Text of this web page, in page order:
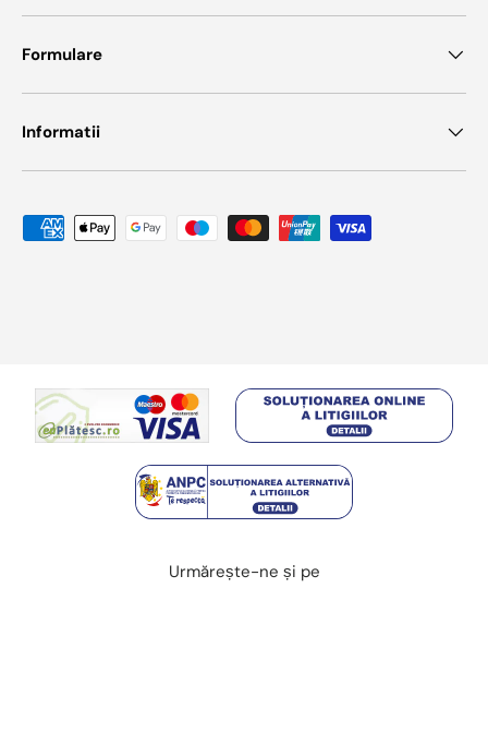
Formulare
Informatii
Metode de plata acceptate
Urmărește-ne și pe